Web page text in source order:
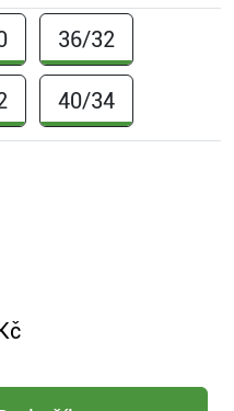
36/32
40/34